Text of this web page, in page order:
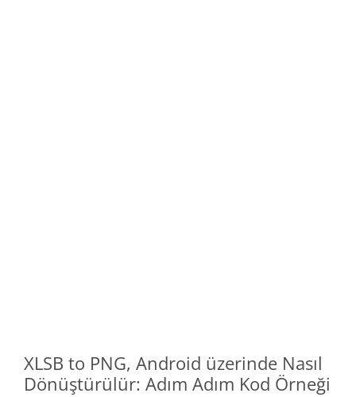
XLSB to PNG, Android üzerinde Nasıl
Dönüştürülür: Adım Adım Kod Örneği